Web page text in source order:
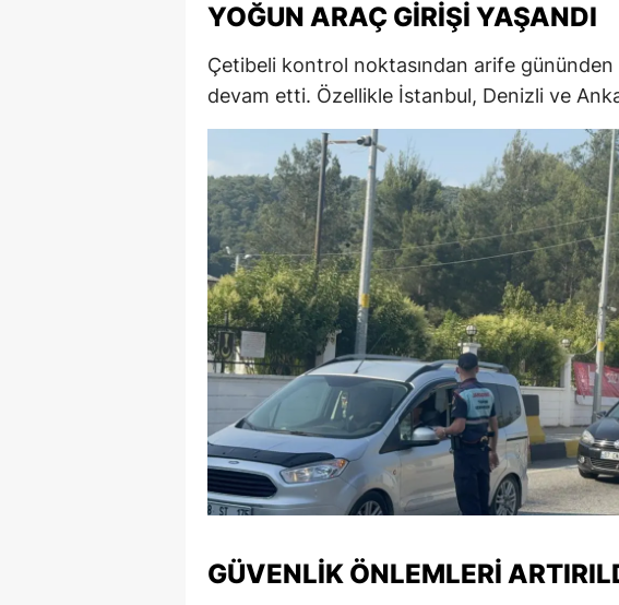
Diyarbakır
Edirne
Elazığ
Erzincan
Erzurum
Eskişehir
Gaziantep
Giresun
Gümüşhane
Hakkari
Hatay
Mersin
YOĞUN ARAÇ GIRIŞI YAŞANDI
Çetibeli kontrol noktasından arife
devam etti. Özellikle İstanbul, Denizli ve
GÜVENLIK ÖNLEMLERI